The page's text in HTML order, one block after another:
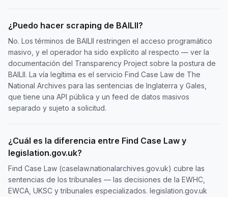
¿Puedo hacer scraping de BAILII?
No. Los términos de BAILII restringen el acceso programático
masivo, y el operador ha sido explícito al respecto — ver la
documentación del Transparency Project sobre la postura de
BAILII. La vía legítima es el servicio Find Case Law de The
National Archives para las sentencias de Inglaterra y Gales,
que tiene una API pública y un feed de datos masivos
separado y sujeto a solicitud.
¿Cuál es la diferencia entre Find Case Law y
legislation.gov.uk?
Find Case Law (caselaw.nationalarchives.gov.uk) cubre las
sentencias de los tribunales — las decisiones de la EWHC,
EWCA, UKSC y tribunales especializados. legislation.gov.uk